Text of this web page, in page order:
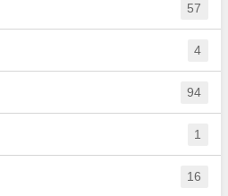
57
4
94
1
16